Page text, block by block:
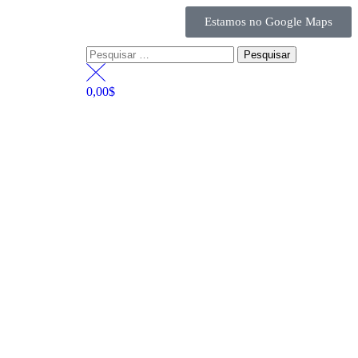
Estamos no Google Maps
0,00$